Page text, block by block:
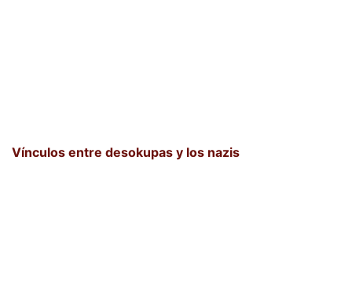
Vínculos entre desokupas y los nazis